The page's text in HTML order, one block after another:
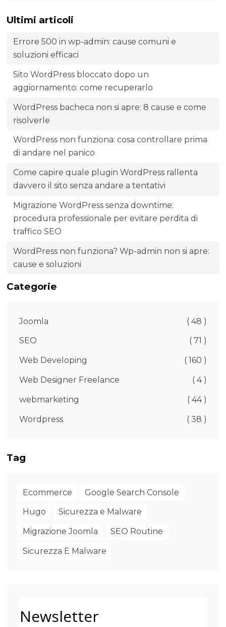
Ultimi articoli
Errore 500 in wp-admin: cause comuni e
soluzioni efficaci
Sito WordPress bloccato dopo un
aggiornamento: come recuperarlo
WordPress bacheca non si apre: 8 cause e come
risolverle
WordPress non funziona: cosa controllare prima
di andare nel panico
Come capire quale plugin WordPress rallenta
davvero il sito senza andare a tentativi
Migrazione WordPress senza downtime:
procedura professionale per evitare perdita di
traffico SEO
WordPress non funziona? Wp-admin non si apre:
cause e soluzioni
Categorie
Joomla ( 48 )
SEO ( 71 )
Web Developing ( 160 )
Web Designer Freelance ( 4 )
webmarketing ( 44 )
Wordpress ( 38 )
Tag
Ecommerce Google Search Console
Hugo Sicurezza e Malware
Migrazione Joomla SEO Routine
Sicurezza E Malware
Newsletter